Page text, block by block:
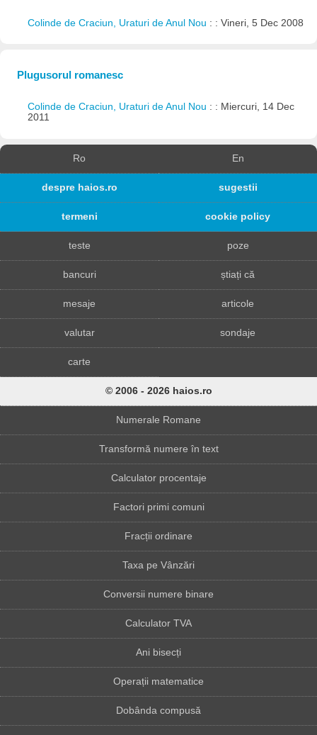
Colinde de Craciun, Uraturi de Anul Nou : : Vineri, 5 Dec 2008
Plugusorul romanesc
Colinde de Craciun, Uraturi de Anul Nou : : Miercuri, 14 Dec
2011
Ro En
despre haios.ro sugestii
termeni cookie policy
teste poze
bancuri știați că
mesaje articole
valutar sondaje
carte
© 2006 - 2026 haios.ro
Numerale Romane
Transformă numere în text
Calculator procentaje
Factori primi comuni
Fracții ordinare
Taxa pe Vânzări
Conversii numere binare
Calculator TVA
Ani bisecți
Operații matematice
Dobânda compusă